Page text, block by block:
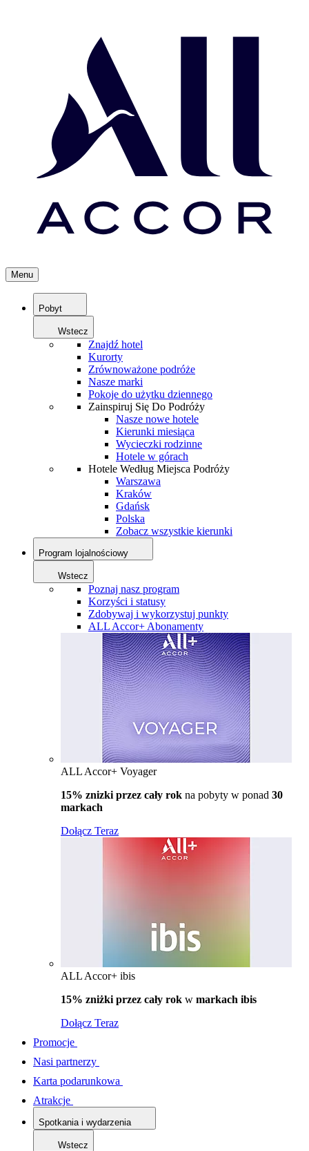
Menu
Pobyt
Wstecz
Znajdź hotel
Kurorty
Zrównoważone podróże
Nasze marki
Pokoje do użytku dziennego
Zainspiruj Się Do Podróży
Nasze nowe hotele
Kierunki miesiąca
Wycieczki rodzinne
Hotele w górach
Hotele Według Miejsca Podróży
Warszawa
Kraków
Gdańsk
Polska
Zobacz wszystkie kierunki
Program lojalnościowy
Wstecz
Poznaj nasz program
Korzyści i statusy
Zdobywaj i wykorzystuj punkty
ALL Accor+ Abonamenty
ALL Accor+ Voyager
15% znizki przez cały rok na pobyty w ponad 30
markach
Dołącz Teraz
ALL Accor+ ibis
15% zniżki przez cały rok w markach ibis
Dołącz Teraz
Promocje
Nasi partnerzy
Karta podarunkowa
Atrakcje
Spotkania i wydarzenia
Wstecz